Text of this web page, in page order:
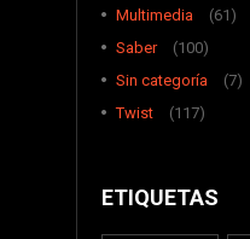
Multimedia
(61)
Saber
(100)
Sin categoría
(7)
Twist
(117)
ETIQUETAS